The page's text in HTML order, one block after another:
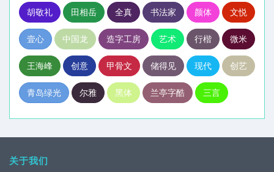
胡敬礼 田相岳 全真 书法家 颜体 文悦
壹心 中国龙 造字工房 艺术 行楷 微米
王海峰 创意 甲骨文 储得见 现代 创艺
青岛绿光 尔雅 黑体 兰亭字酷 三言
关于我们